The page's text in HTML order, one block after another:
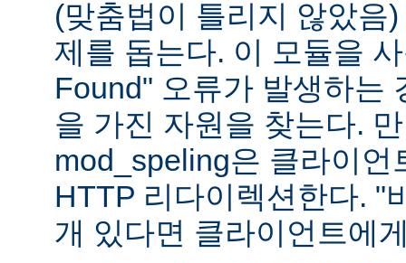
(맞춤법이 틀리지 않았음
제를 돕는다. 이 모듈을
Found" 오류가 발생하는
을 가진 자원을 찾는다.
mod_speling은 클라이언
HTTP 리다이렉션한다. "
개 있다면 클라이언트에